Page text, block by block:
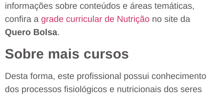
informações sobre conteúdos e áreas temáticas,
confira a grade curricular de Nutrição no site da
Quero Bolsa.
Sobre mais cursos
Desta forma, este profissional possui conhecimento
dos processos fisiológicos e nutricionais dos seres